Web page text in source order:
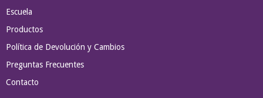
Escuela
Productos
Política de Devolución y Cambios
Preguntas Frecuentes
Contacto